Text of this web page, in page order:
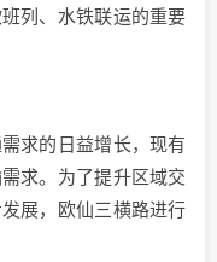
列、水铁联运的重要
求的日益增长，现有
求。为了提升区域交
展，欧仙三横路进行